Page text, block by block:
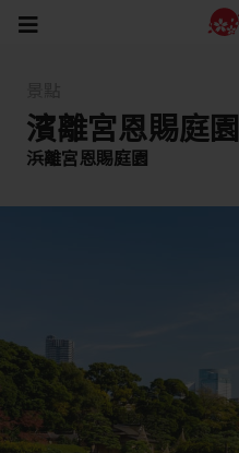
濱離宮恩賜庭園
浜離宮恩賜庭園